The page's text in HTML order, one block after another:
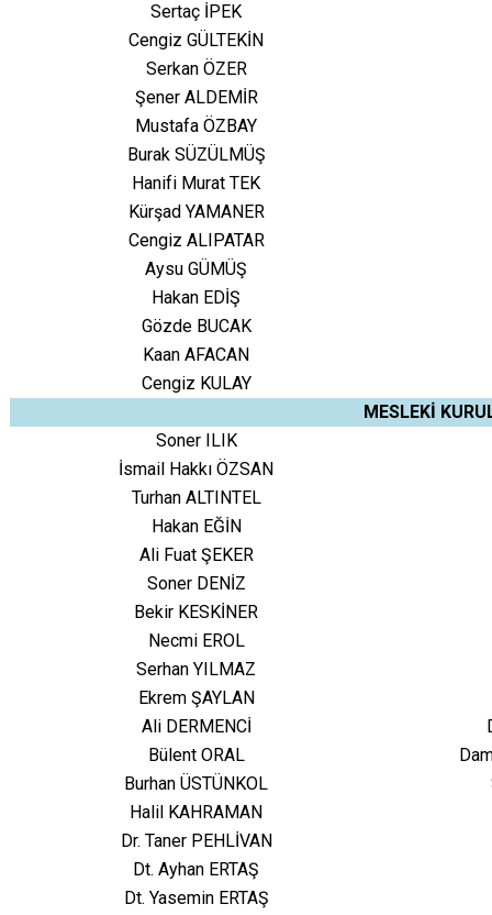
Sertaç İPEK
Cengiz GÜLTEKİN
Serkan ÖZER
Şener ALDEMİR
Mustafa ÖZBAY
Burak SÜZÜLMÜŞ
Hanifi Murat TEK
Kürşad YAMANER
Cengiz ALIPATAR
Aysu GÜMÜŞ
Hakan EDİŞ
Gözde BUCAK
Kaan AFACAN
Cengiz KULAY
MESLEKİ
Soner ILIK
İsmail Hakkı ÖZSAN
Turhan ALTINTEL
Hakan EĞİN
Ali Fuat ŞEKER
Soner DENİZ
Bekir KESKİNER
Necmi EROL
Serhan YILMAZ
Ekrem ŞAYLAN
Ali DERMENCİ
Bülent ORAL
Burhan ÜSTÜNKOL
Halil KAHRAMAN
Dr. Taner PEHLİVAN
Dt. Ayhan ERTAŞ
Dt. Yasemin ERTAŞ